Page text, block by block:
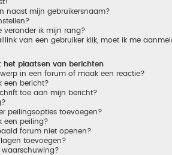
naast mijn gebruikersnaam?
verander ik mijn rang?
van een gebruiker klik, moet ik me
het plaatsen van berichten
in een forum of maak een reactie?
een bericht?
toe aan mijn bericht?
peilingsopties toevoegen?
een peiling?
forum niet openen?
toevoegen?